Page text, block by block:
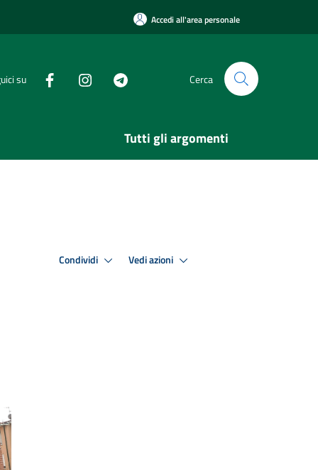
Accedi all'area personale
su Cerca
Tutti gli argomenti
Condividi Vedi azioni